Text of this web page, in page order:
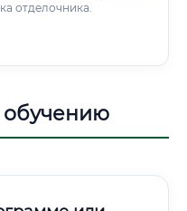
отделочника.
обучению